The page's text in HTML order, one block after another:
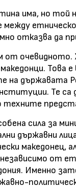
има, но той
между
отказва да
от
Това
на държавата
Те
техните
сила за
държавни
македонец,
от
Именно